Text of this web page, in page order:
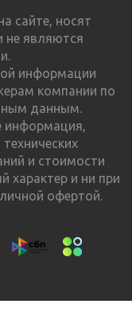
сайте, носят
не являются
информации
компании по
данным.
информация,
и стоимости
характер и ни при
офертой.